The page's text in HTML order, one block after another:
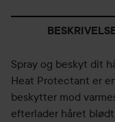
Spray og beskyt dit
Heat Protectant er
beskytter mod
efterlader håret